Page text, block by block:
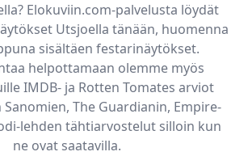
? Elokuviin.com-palvelusta löydät
Utsjoella tänään, huomenna
sisältäen festarinäytökset.
helpottamaan olemme myös
IMDB- ja Rotten Tomates arviot
Sanomien, The Guardianin, Empire-
lehden tähtiarvostelut silloin kun
ne ovat saatavilla.